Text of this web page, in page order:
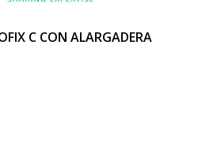
C CON ALARGADERA